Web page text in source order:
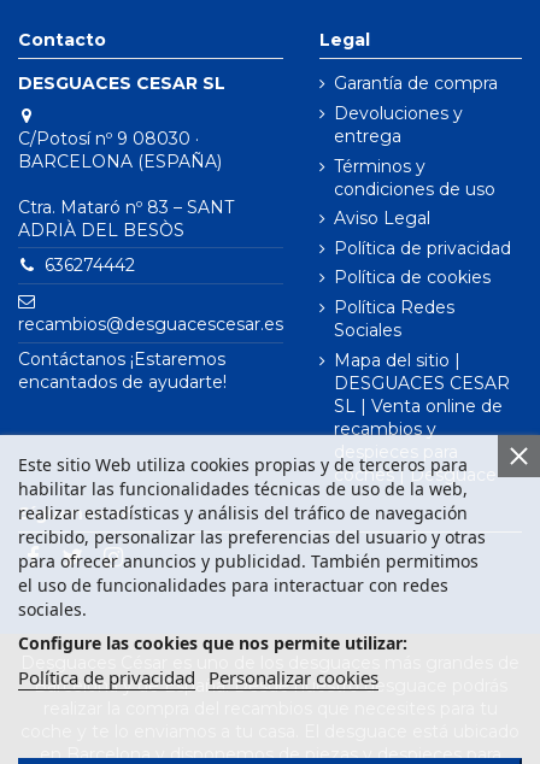
Contacto
DESGUACES CESAR SL
C/Potosí nº 9 08030 ·
BARCELONA (ESPAÑA)
Ctra. Mataró nº 83 – SANT
ADRIÀ DEL BESÒS
636274442
recambios@desguacescesar.es
Contáctanos ¡Estaremos
encantados de ayudarte!
Legal
Garantía de compra
Devoluciones y
entrega
Términos y
condiciones de uso
Aviso Legal
Política de privacidad
Política de cookies
Política Redes
Sociales
Mapa del sitio |
DESGUACES CESAR
SL | Venta online de
recambios y
despieces para
coches | Desguace
Este sitio Web utiliza cookies propias y de terceros para
habilitar las funcionalidades técnicas de uso de la web,
realizar estadísticas y análisis del tráfico de navegación
recibido, personalizar las preferencias del usuario y otras
para ofrecer anuncios y publicidad. También permitimos
el uso de funcionalidades para interactuar con redes
sociales.
Configure las cookies que nos permite utilizar:
Política de privacidad Personalizar cookies
Síguenos en
Barcelona y de España. Desde nuestro desguace podrás
en Barcelona y disponemos de piezas y despieces para